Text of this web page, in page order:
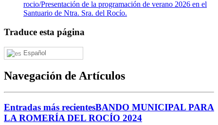
rocio/Presentación de la programación de verano 2026 en el
Santuario de Ntra. Sra. del Rocío.
Traduce esta página
Español
Navegación de Artículos
Entradas más recientesBANDO MUNICIPAL PARA
LA ROMERÍA DEL ROCÍO 2024